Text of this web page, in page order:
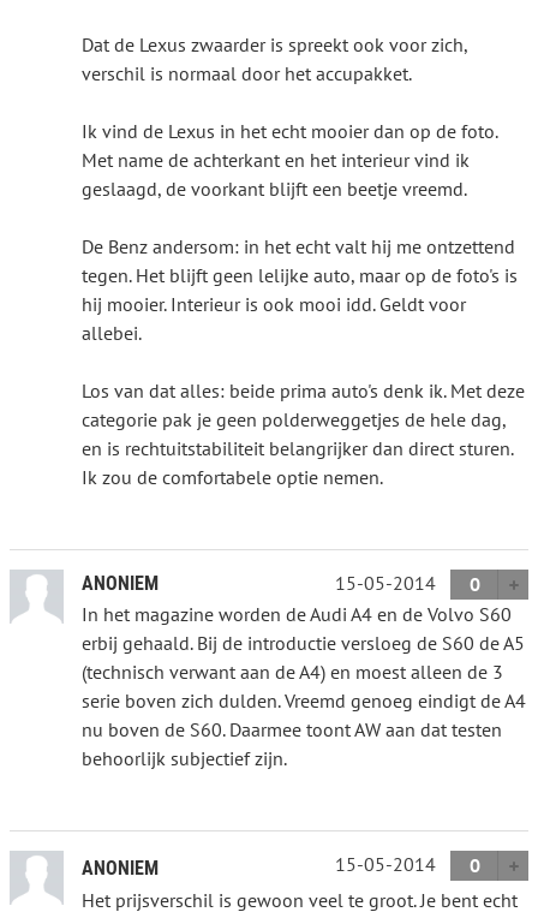
Dat de Lexus zwaarder is spreekt ook voor zich,
verschil is normaal door het accupakket.
Ik vind de Lexus in het echt mooier dan op de foto.
Met name de achterkant en het interieur vind ik
geslaagd, de voorkant blijft een beetje vreemd.
De Benz andersom: in het echt valt hij me ontzettend
tegen. Het blijft geen lelijke auto, maar op de foto's is
hij mooier. Interieur is ook mooi idd. Geldt voor
allebei.
Los van dat alles: beide prima auto's denk ik. Met deze
categorie pak je geen polderweggetjes de hele dag,
en is rechtuitstabiliteit belangrijker dan direct sturen.
Ik zou de comfortabele optie nemen.
ANONIEM 15-05-2014
0
In het magazine worden de Audi A4 en de Volvo S60
erbij gehaald. Bij de introductie versloeg de S60 de A5
(technisch verwant aan de A4) en moest alleen de 3
serie boven zich dulden. Vreemd genoeg eindigt de A4
nu boven de S60. Daarmee toont AW aan dat testen
behoorlijk subjectief zijn.
ANONIEM 15-05-2014
0
Het prijsverschil is gewoon veel te groot. Je bent echt